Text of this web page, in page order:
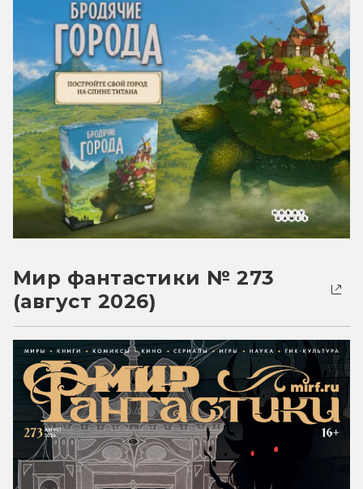
Мир фантастики № 273
(август 2026)